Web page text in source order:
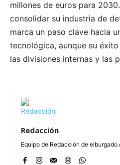
millones de euros para
consolidar su industria de
marca un paso clave hacia
tecnológica, aunque su
las divisiones internas y las
Redacción
Equipo de Redacción de